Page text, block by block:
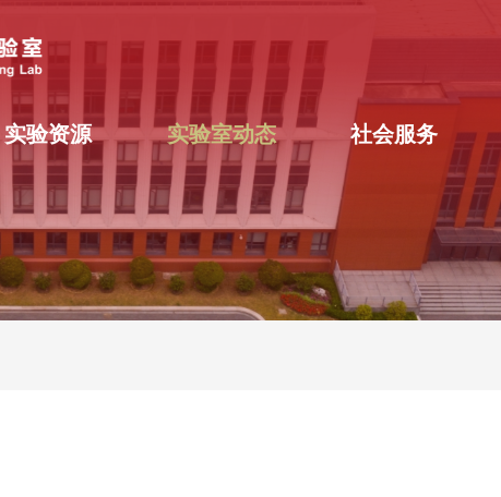
实验资源 实验室动态 社会服务